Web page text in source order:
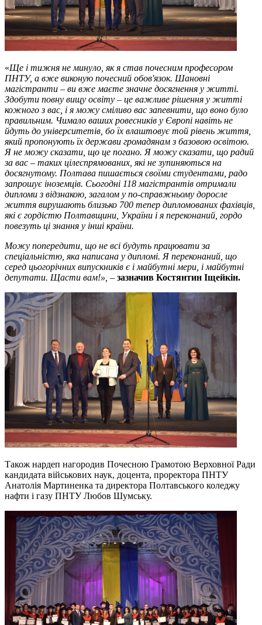
«Ще і тижня не минуло, як я став почесним професором
ПНТУ, а вже виконую почесний обов'язок. Шановні
магістранти – ви вже маєте значне досягнення у житті.
Здобути повну вищу освіту – це важливе рішення у житті
кожного з вас, і я можу сміливо вас запевнити, що воно було
правильним. Чимало ваших ровесників у Європі навіть не
йдуть до університетів, бо їх влаштовує той рівень життя,
який пропонують їх держави громадянам з базовою освітою.
Я не можу сказати, що це погано. Я можу сказати, що радий
за вас – таких цілеспрямованих, які не зупиняються на
досягнутому. Полтава пишається своїми студентами, радо
запрошує іноземців. Сьогодні 118 магістрантів отримали
дипломи з відзнакою, загалом у по-справжньому доросле
життя вирушають близько 700 тепер дипломованих фахівців,
які є гордістю Полтавщини, України і я переконаний, гордо
повезуть ці знання у інші країни.
Можу попередити, що не всі будуть працювати за
спеціальністю, яка написана у дипломі. Я переконаний, що
серед цьогорічних випускників є і майбутні мери, і майбутні
депутати. Щасти вам!», – зазначив Костянтин Іщейкін.
Також нардеп нагородив Почесною Грамотою Верховної Ради
кандидата військових наук, доцента, проректора ПНТУ
Анатолія Мартиненка та директора Полтавського коледжу
нафти і газу ПНТУ Любов Шумську.